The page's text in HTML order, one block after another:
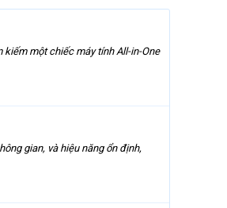
kiếm một chiếc máy tính All-in-One
gian, và hiệu năng ổn định,